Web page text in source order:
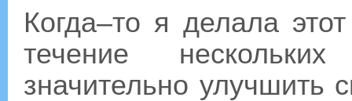
Когда–то я делала
течение
значительно улучшить